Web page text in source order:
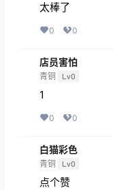
太棒了
0 0
店员害怕
青铜 Lv0
1
0 0
白猫彩色
青铜 Lv0
点个赞